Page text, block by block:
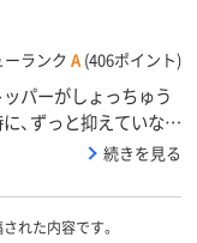
ーランク A (406ポイント)
パーがしょっちゅう
、ずっと抑えていない
続きを見る
れた内容です。